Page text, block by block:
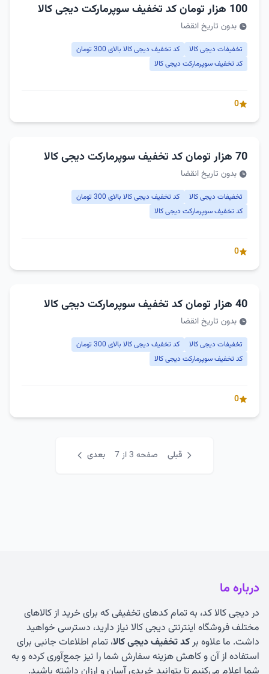
100 هزار تومان کد تخفیف سوپرمارکت دیجی کالا
بدون تاریخ انقضا
تخفیفات دیجی کالا
کد تخفیف دیجی کالا بالای 300 تومان
کد تخفیف سوپرمارکت دیجی کالا
0
70 هزار تومان کد تخفیف سوپرمارکت دیجی کالا
بدون تاریخ انقضا
تخفیفات دیجی کالا
کد تخفیف دیجی کالا بالای 300 تومان
کد تخفیف سوپرمارکت دیجی کالا
0
40 هزار تومان کد تخفیف سوپرمارکت دیجی کالا
بدون تاریخ انقضا
تخفیفات دیجی کالا
کد تخفیف دیجی کالا بالای 300 تومان
کد تخفیف سوپرمارکت دیجی کالا
0
قبلی صفحه 3 از 7 بعدی
درباره ما
در دیجی کالا کد، به تمام کدهای تخفیفی که برای خرید از کالاهای
مختلف فروشگاه اینترنتی دیجی کالا نیاز دارید، دسترسی خواهید
داشت. ما علاوه برکد تخفیف دیجی کالا، تمام اطلاعات جانبی برای
استفاده از آن و کاهش هزینه سفارش شما را نیز جمع‌آوری کرده و به